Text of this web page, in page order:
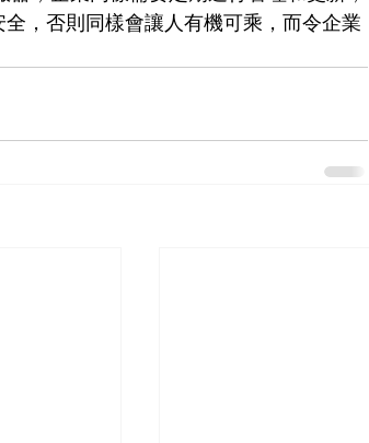
，否則同樣會讓人有機可乘，而令企業